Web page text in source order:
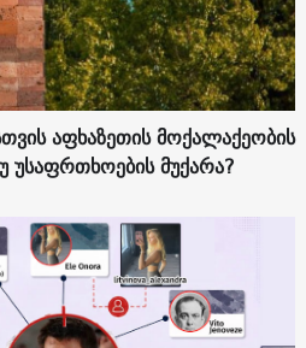
აფხაზეთის მოქალაქეობის
უსაფრთხოების მუქარა?